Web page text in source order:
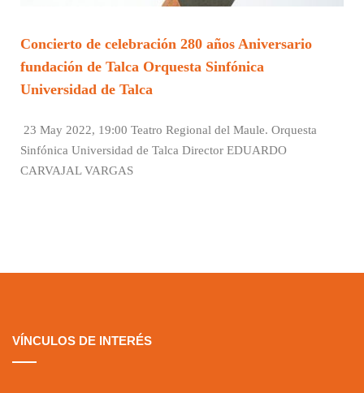
Concierto de celebración 280 años Aniversario
fundación de Talca Orquesta Sinfónica
Universidad de Talca
23 May 2022, 19:00 Teatro Regional del Maule. Orquesta
Sinfónica Universidad de Talca Director EDUARDO
CARVAJAL VARGAS
VÍNCULOS DE INTERÉS